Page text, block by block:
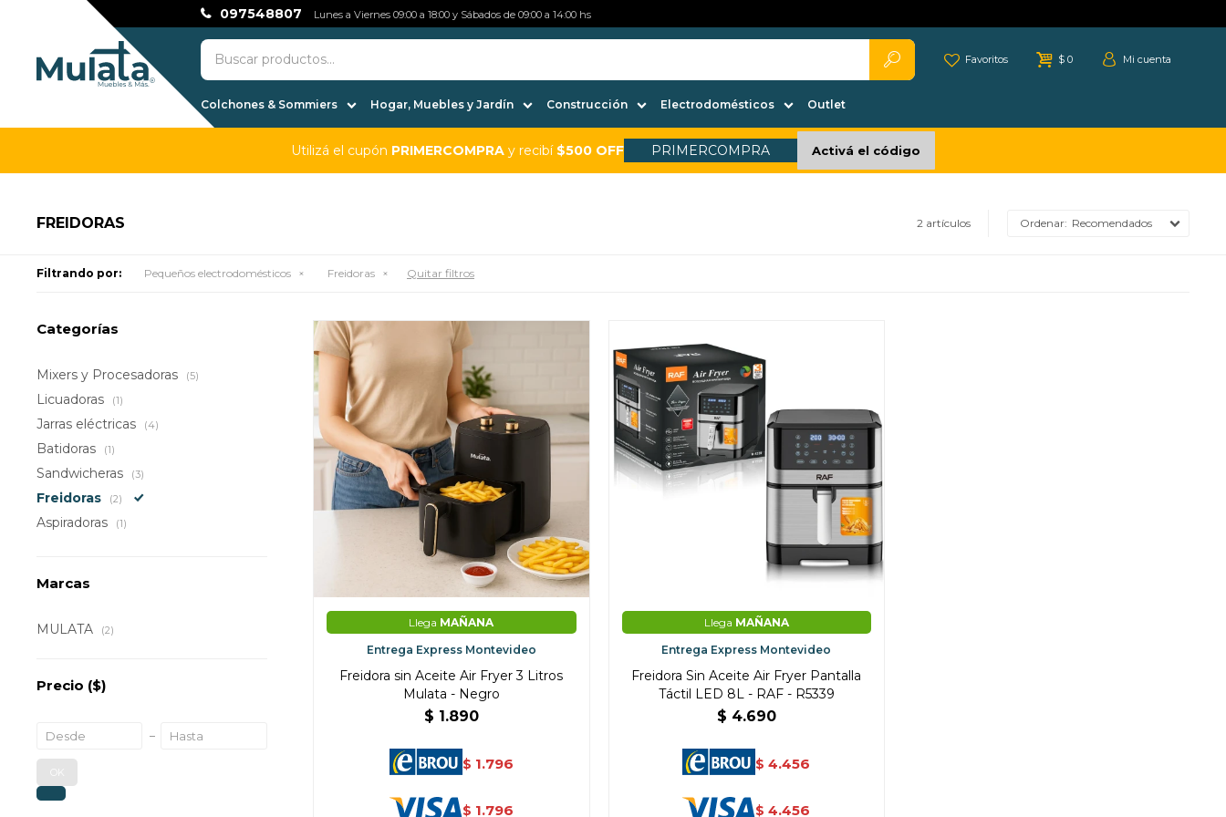
Colchones & Sommiers Hogar, Muebles y Jardín Construcción Electrodomésticos Outlet
$ 0
Favoritos
097548807 Lunes a Viernes 09:00 a 18:00 y Sábados de 09:00 a 14:00 hs
Utilizá el cupón PRIMERCOMPRA y recibí $500 OFF PRIMERCOMPRA Activá el código
FREIDORAS 2 artículos Recomendados
Filtrando por: Pequeños electrodomésticos Freidoras Quitar filtros
Llega MAÑANA
Entrega Express Montevideo
Freidora sin Aceite Air Fryer 3 Litros
Mulata - Negro
$ 1.890
$ 1.796
$ 1.796
Llega MAÑANA
Entrega Express Montevideo
Freidora Sin Aceite Air Fryer Pantalla
Táctil LED 8L - RAF - R5339
$ 4.690
$ 4.456
$ 4.456
Categorías
Mixers y Procesadoras (5)
Licuadoras (1)
Jarras eléctricas (4)
Batidoras (1)
Sandwicheras (3)
Freidoras (2)
Aspiradoras (1)
Marcas
MULATA (2)
Precio ($)
OK
¡Sumate a la forma más ágil de
Comprá en 3 cuotas sin recargo o hasta en